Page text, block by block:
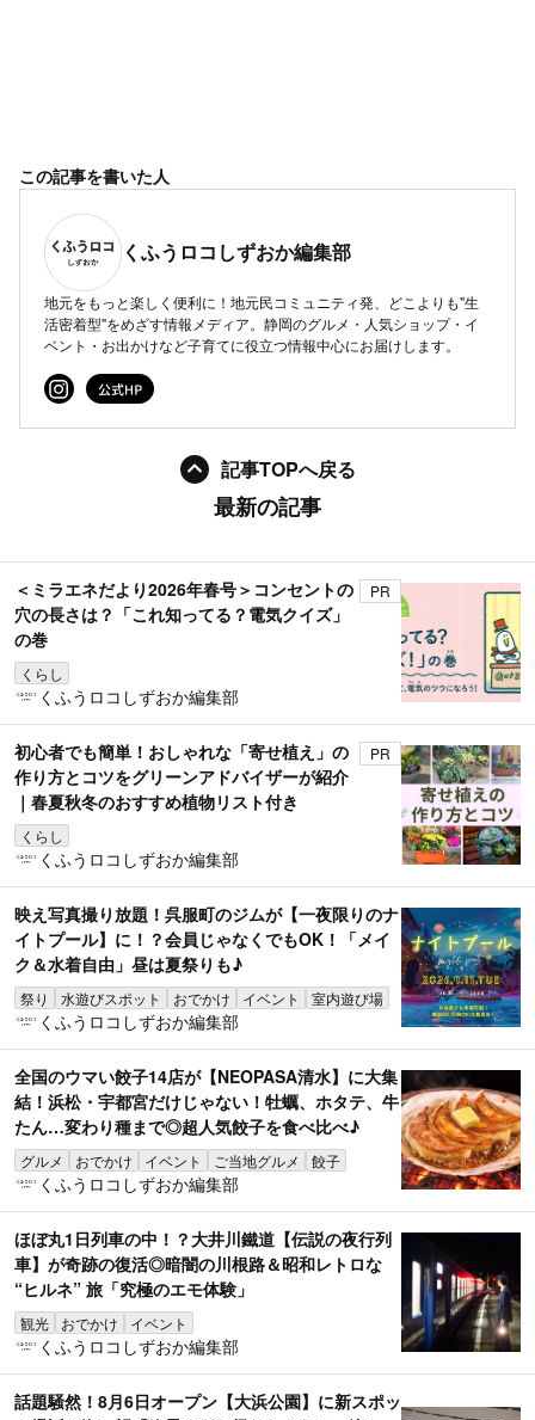
この記事を書いた人
くふうロコしずおか編集部
地元をもっと楽しく便利に！地元民コミュニティ発、どこよりも"生
活密着型"をめざす情報メディア。静岡のグルメ・人気ショップ・イ
ベント・お出かけなど子育てに役立つ情報中心にお届けします。
記事TOPへ戻る
最新の記事
＜ミラエネだより2026年春号＞コンセントの
穴の長さは？「これ知ってる？電気クイズ」
の巻
くらし
PR
くふうロコしずおか編集部
初心者でも簡単！おしゃれな「寄せ植え」の
作り方とコツをグリーンアドバイザーが紹介
｜春夏秋冬のおすすめ植物リスト付き
くらし
PR
くふうロコしずおか編集部
映え写真撮り放題！呉服町のジムが【一夜限りのナ
イトプール】に！？会員じゃなくでもOK！「メイ
ク＆水着自由」昼は夏祭りも♪
祭り 水遊びスポット おでかけ イベント 室内遊び場
くふうロコしずおか編集部
全国のウマい餃子14店が【NEOPASA清水】に大集
結！浜松・宇都宮だけじゃない！牡蠣、ホタテ、牛
たん…変わり種まで◎超人気餃子を食べ比べ♪
グルメ おでかけ イベント ご当地グルメ 餃子
くふうロコしずおか編集部
ほぼ丸1日列車の中！？大井川鐵道【伝説の夜行列
車】が奇跡の復活◎暗闇の川根路＆昭和レトロな
“ヒルネ” 旅「究極のエモ体験」
観光 おでかけ イベント
くふうロコしずおか編集部
話題騒然！8月6日オープン【大浜公園】に新スポッ